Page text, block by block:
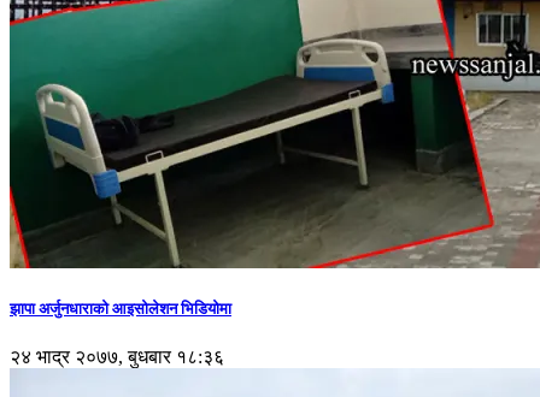
झापा अर्जुनधाराको आइसोलेशन भिडियोमा
२४ भाद्र २०७७, बुधबार १८:३६